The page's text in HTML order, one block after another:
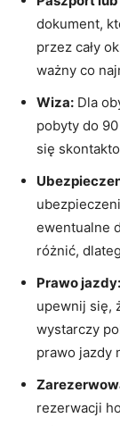
dokument,
przez cały
ważny co
Wiza: Dla
pobyty do
się
ewentualne
różnić,
Prawo jazdy:
upewnij się,
wystarczy
prawo jazdy
rezerwacji